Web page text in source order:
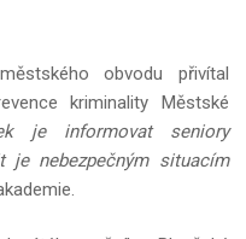
obvodu přivítal
kriminality Městské
je informovat seniory
je nebezpečným situacím